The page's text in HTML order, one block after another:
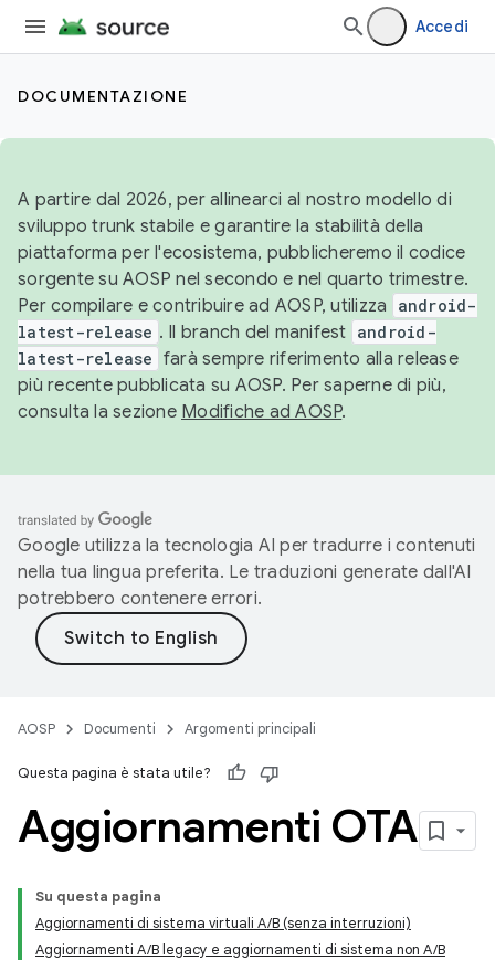
Accedi
DOCUMENTAZIONE
A partire dal 2026, per allinearci al nostro modello di
sviluppo trunk stabile e garantire la stabilità della
piattaforma per l'ecosistema, pubblicheremo il codice
sorgente su AOSP nel secondo e nel quarto trimestre.
Per compilare e contribuire ad AOSP, utilizza
android-
latest-release . Il branch del manifest android-
latest-release farà sempre riferimento alla release
più recente pubblicata su AOSP. Per saperne di più,
consulta la sezione Modifiche ad AOSP.
Google utilizza la tecnologia AI per tradurre i contenuti
nella tua lingua preferita. Le traduzioni generate dall'AI
potrebbero contenere errori.
AOSP Documenti Argomenti principali
Questa pagina è stata utile?
Aggiornamenti OTA
Su questa pagina
Aggiornamenti di sistema virtuali A/B (senza interruzioni)
Aggiornamenti A/B legacy e aggiornamenti di sistema non A/B